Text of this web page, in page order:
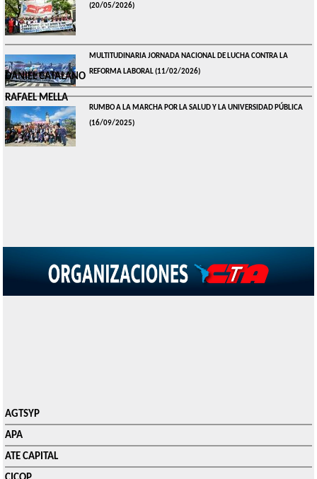
(20/05/2026)
MULTITUDINARIA JORNADA NACIONAL DE LUCHA CONTRA LA
REFORMA LABORAL(11/02/2026)
RUMBO A LA MARCHA POR LA SALUD Y LA UNIVERSIDAD PÚBLICA
(16/09/2025)
DANIEL CATALANO
RAFAEL MELLA
AGTSYP
APA
ATE CAPITAL